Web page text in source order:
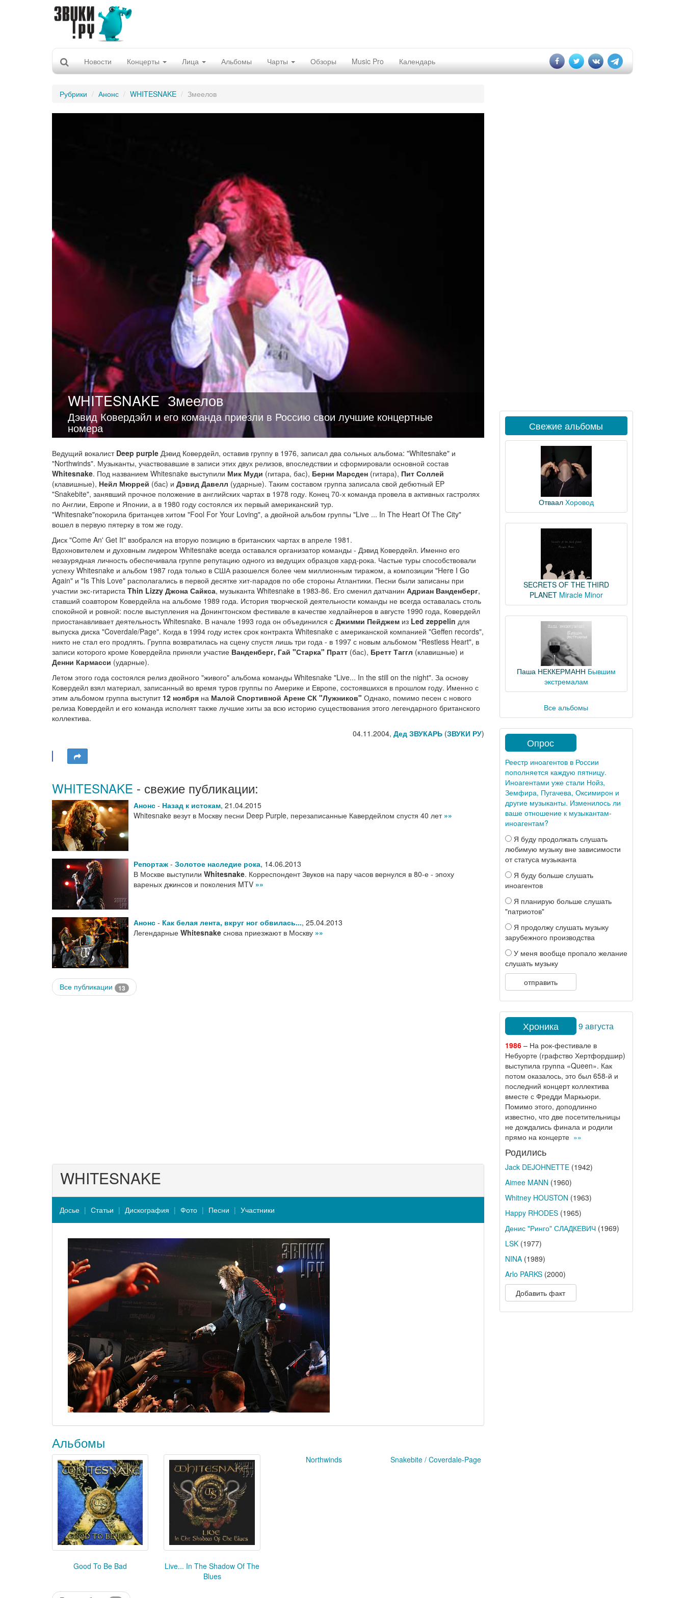
Новости Концерты Лица Альбомы Чарты Обзоры Music Pro Календарь
Рубрики Анонс WHITESNAKE Змеелов
WHITESNAKE Змеелов
Дэвид Ковердэйл и его команда приезли в Россию свои лучшие концертные
номера
Ведущий вокалист Deep purple Дэвид Ковердейл, оставив группу в 1976, записал два сольных альбома: "Whitesnake" и
"Northwinds". Музыканты, участвовавшие в записи этих двух релизов, впоследствии и сформировали основной состав
Whitesnake. Под названием Whitesnake выступили Мик Муди (гитара, бас), Берни Марсден (гитара), Пит Соллей
(клавишные), Нейл Мюррей (бас) и Дэвид Давелл (ударные). Таким составом группа записала свой дебютный EP
"Snakebite", занявший прочное положение в английских чартах в 1978 году. Конец 70-х команда провела в активных гастролях
по Англии, Европе и Японии, а в 1980 году состоялся их первый американский тур.
"Whitesnake"покорила британцев хитом "Fool For Your Loving", а двойной альбом группы "Live ... In The Heart Of The City"
вошел в первую пятерку в том же году.
Диск "Come An' Get It" взобрался на вторую позицию в британских чартах в апреле 1981.
Вдохновителем и духовным лидером Whitesnake всегда оставался организатор команды - Дэвид Ковердейл. Именно его
незаурядная личность обеспечивала группе репутацию одного из ведущих образцов хард-рока. Частые туры способствовали
успеху Whitesnake и альбом 1987 года только в США разошелся более чем миллионным тиражом, а композиции "Here I Go
Again" и "Is This Love" располагались в первой десятке хит-парадов по обе стороны Атлантики. Песни были записаны при
участии экс-гитариста Thin Lizzy Джона Сайкса, музыканта Whitesnake в 1983-86. Его сменил датчанин Адриан Ванденберг,
ставший соавтором Ковердейла на альбоме 1989 года. История творческой деятельности команды не всегда оставалась столь
спокойной и ровной: после выступления на Донингтонском фестивале в качестве хедлайнеров в августе 1990 года, Ковердейл
приостанавливает деятельность Whitesnake. В начале 1993 года он объединился с Джимми Пейджем из Led zeppelin для
выпуска диска "Coverdale/Page". Когда в 1994 году истек срок контракта Whitesnake с американской компанией "Geffen records",
никто не стал его продлять. Группа возвратилась на сцену спустя лишь три года - в 1997 с новым альбомом "Restless Heart", в
записи которого кроме Ковердейла приняли участие Ванденберг, Гай "Старка" Пратт (бас), Бретт Таггл (клавишные) и
Денни Кармасси (ударные).
Летом этого года состоялся релиз двойного "живого" альбома команды Whitesnake "Live... In the still on the night". За основу
Ковердейл взял материал, записанный во время туров группы по Америке и Европе, состоявшихся в прошлом году. Именно с
этим альбомом группа выступит 12 ноября на Малой Спортивной Арене СК "Лужников" Однако, помимо песен с нового
релиза Ковердейл и его команда исполнят также лучшие хиты за всю историю существования этого легендарного британского
коллектива.
04.11.2004, Дед ЗВУКАРЬ(ЗВУКИ РУ)
WHITESNAKE - свежие публикации:
Анонс - Назад к истокам, 21.04.2015
Whitesnake везут в Москву песни Deep Purple, перезаписанные Кавердейлом спустя 40 лет »»
Репортаж - Золотое наследие рока, 14.06.2013
В Москве выступили Whitesnake. Корреспондент Звуков на пару часов вернулся в 80-е - эпоху
вареных джинсов и поколения MTV »»
Анонс - Как белая лента, вкруг ног обвилась..., 25.04.2013
Легендарные Whitesnake снова приезжают в Москву »»
Все публикации 13
WHITESNAKE
Досье Статьи Дискография Фото Песни Участники
Альбомы
Good To Be Bad
Live... In The Shadow Of The
Blues
Northwinds Snakebite / Coverdale-Page
Свежие альбомы
Отваал Хоровод
SECRETS OF THE THIRD
PLANET Miracle Minor
Паша НЕККЕРМАНН Бывшим
экстремалам
Все альбомы
Опрос
Реестр иноагентов в России
пополняется каждую пятницу.
Иноагентами уже стали Нойз,
Земфира, Пугачева, Оксимирон и
другие музыканты. Изменилось ли
ваше отношение к музыкантам-
иноагентам?
Я буду продолжать слушать
любимую музыку вне зависимости
от статуса музыканта
Я буду больше слушать
иноагентов
Я планирую больше слушать
"патриотов"
Я продолжу слушать музыку
зарубежного производства
У меня вообще пропало желание
слушать музыку
отправить
Хроника 9 августа
1986– На рок-фестивале в
Небуорте (графство Хертфордшир)
выступила группа «Queen». Как
потом оказалось, это был 658-й и
последний концерт коллектива
вместе с Фредди Маркьюри.
Помимо этого, доподлинно
известно, что две посетительницы
не дождались финала и родили
прямо на концерте »»
Родились
Jack DEJOHNETTE(1942)
Aimee MANN (1960)
Whitney HOUSTON (1963)
Happy RHODES(1965)
Денис "Ринго" СЛАДКЕВИЧ(1969)
LSK(1977)
NINA(1989)
Arlo PARKS(2000)
Добавить факт